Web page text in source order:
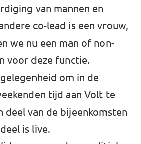
van mannen en
co-lead is een vrouw,
we nu een man of non-
voor deze functie.
om in de
tijd aan Volt te
deel van de bijeenkomsten
is live.